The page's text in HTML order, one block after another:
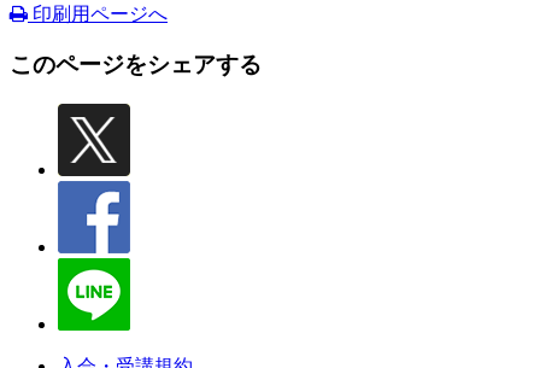
印刷用ページへ
このページをシェアする